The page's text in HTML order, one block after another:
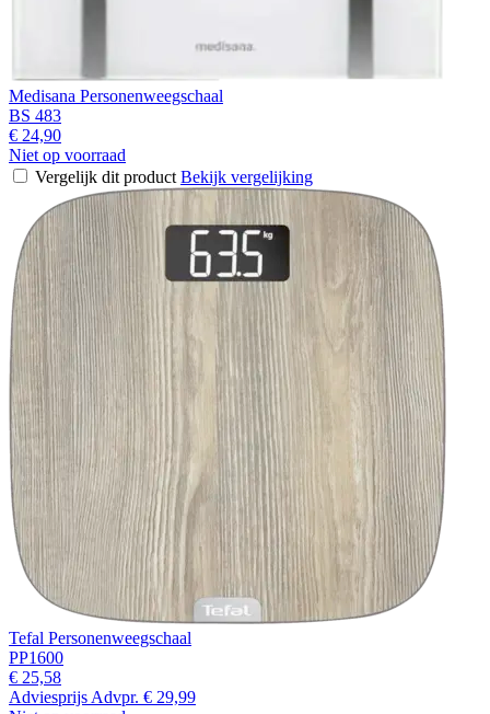
Medisana Personenweegschaal
BS 483
€ 24,90
Niet op voorraad
Vergelijk dit product Bekijk vergelijking
Tefal Personenweegschaal
PP1600
€ 25,58
Adviesprijs Advpr. € 29,99